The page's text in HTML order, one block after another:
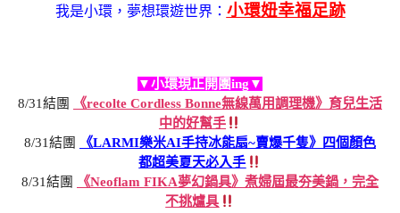
我是小環，夢想環遊世界： 小環妞幸福足跡
▼小環現正開團ing▼
8/31結團
《recolte Cordless Bonne無線萬用調理機》育兒生活
中的好幫手
8/31結團
《LARMI樂米AI手持冰能扇~賣爆千隻》四個顏色
都超美夏天必入手
8/31結團
《Neoflam FIKA夢幻鍋具》煮婦屆最夯美鍋，完全
不挑爐具